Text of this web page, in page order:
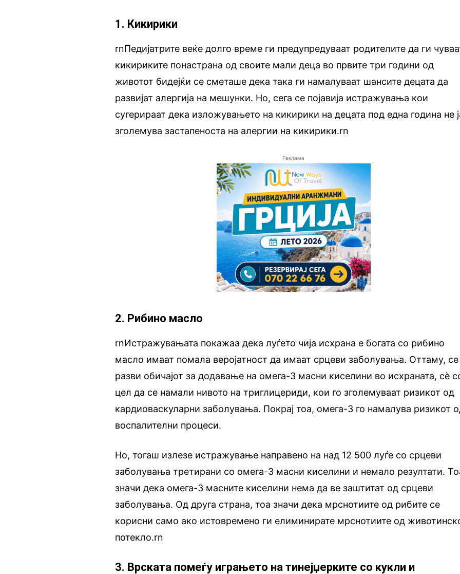
1. Кикирики
rnПедијатрите веќе долго време ги предупредуваат родителите да ги
кикириките понастрана од своите мали деца во првите три години од
животот бидејќи се сметаше дека така ги намалуваат шансите децата да
развијат алергија на мешунки. Но, сега се појавија истражувања кои
сугерираат дека изложувањето на кикирики на децата под една година не
зголемува застапеноста на алергии на кикирики.rn
Реклама
2. Рибино масло
rnИстражувањата покажаа дека луѓето чија исхрана е богата со рибино
масло имаат помала веројатност да имаат срцеви заболувања. Оттаму, се
разви обичајот за додавање на омега-3 масни киселини во исхраната, сè
цел да се намали нивото на триглицериди, кои го зголемуваат ризикот од
кардиоваскуларни заболувања. Покрај тоа, омега-3 го намалува ризикот
воспалителни процеси.
Но, тогаш излезе истражување направено на над 12 500 луѓе со срцеви
заболувања третирани со омега-3 масни киселини и немало резултати.
значи дека омега-3 масните киселини нема да ве заштитат од срцеви
заболувања. Од друга страна, тоа значи дека мрснотиите од рибите се
корисни само ако истовремено ги елиминирате мрснотиите од
потекло.rn
3. Врската помеѓу играњето на тинејџерките со кукли и